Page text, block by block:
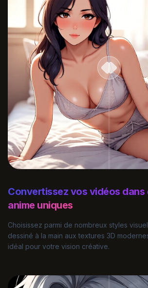
Convertissez vos vidéos dans
anime uniques
Choisissez parmi de nombreux styles
dessiné à la main aux textures 3D
idéal pour votre vision créative.